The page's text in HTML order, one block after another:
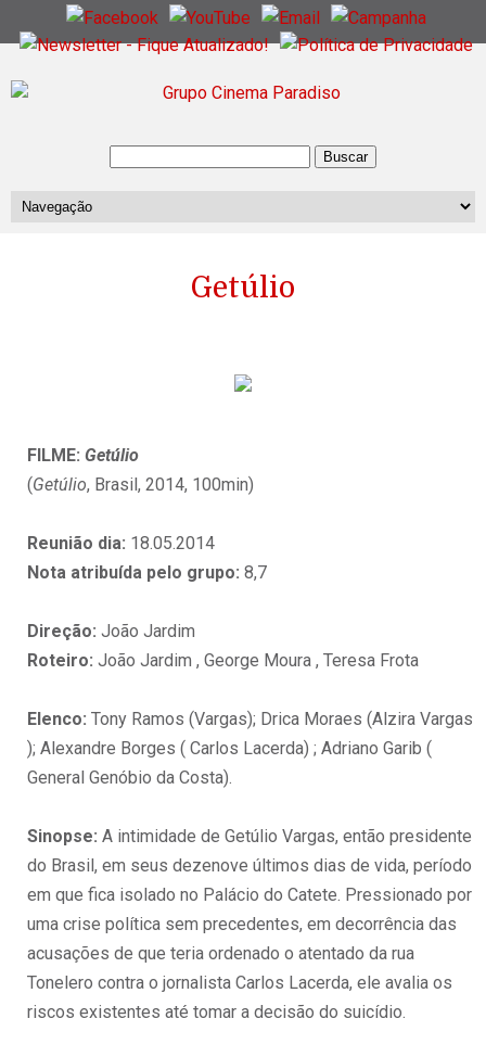
Getúlio
FILME: Getúlio
(Getúlio, Brasil, 2014, 100min)
Reunião dia: 18.05.2014
Nota atribuída pelo grupo: 8,7
Direção: João Jardim
Roteiro: João Jardim , George Moura , Teresa Frota
Elenco: Tony Ramos (Vargas); Drica Moraes (Alzira Vargas
); Alexandre Borges ( Carlos Lacerda) ; Adriano Garib (
General Genóbio da Costa).
Sinopse: A intimidade de Getúlio Vargas, então presidente
do Brasil, em seus dezenove últimos dias de vida, período
em que fica isolado no Palácio do Catete. Pressionado por
uma crise política sem precedentes, em decorrência das
acusações de que teria ordenado o atentado da rua
Tonelero contra o jornalista Carlos Lacerda, ele avalia os
riscos existentes até tomar a decisão do suicídio.